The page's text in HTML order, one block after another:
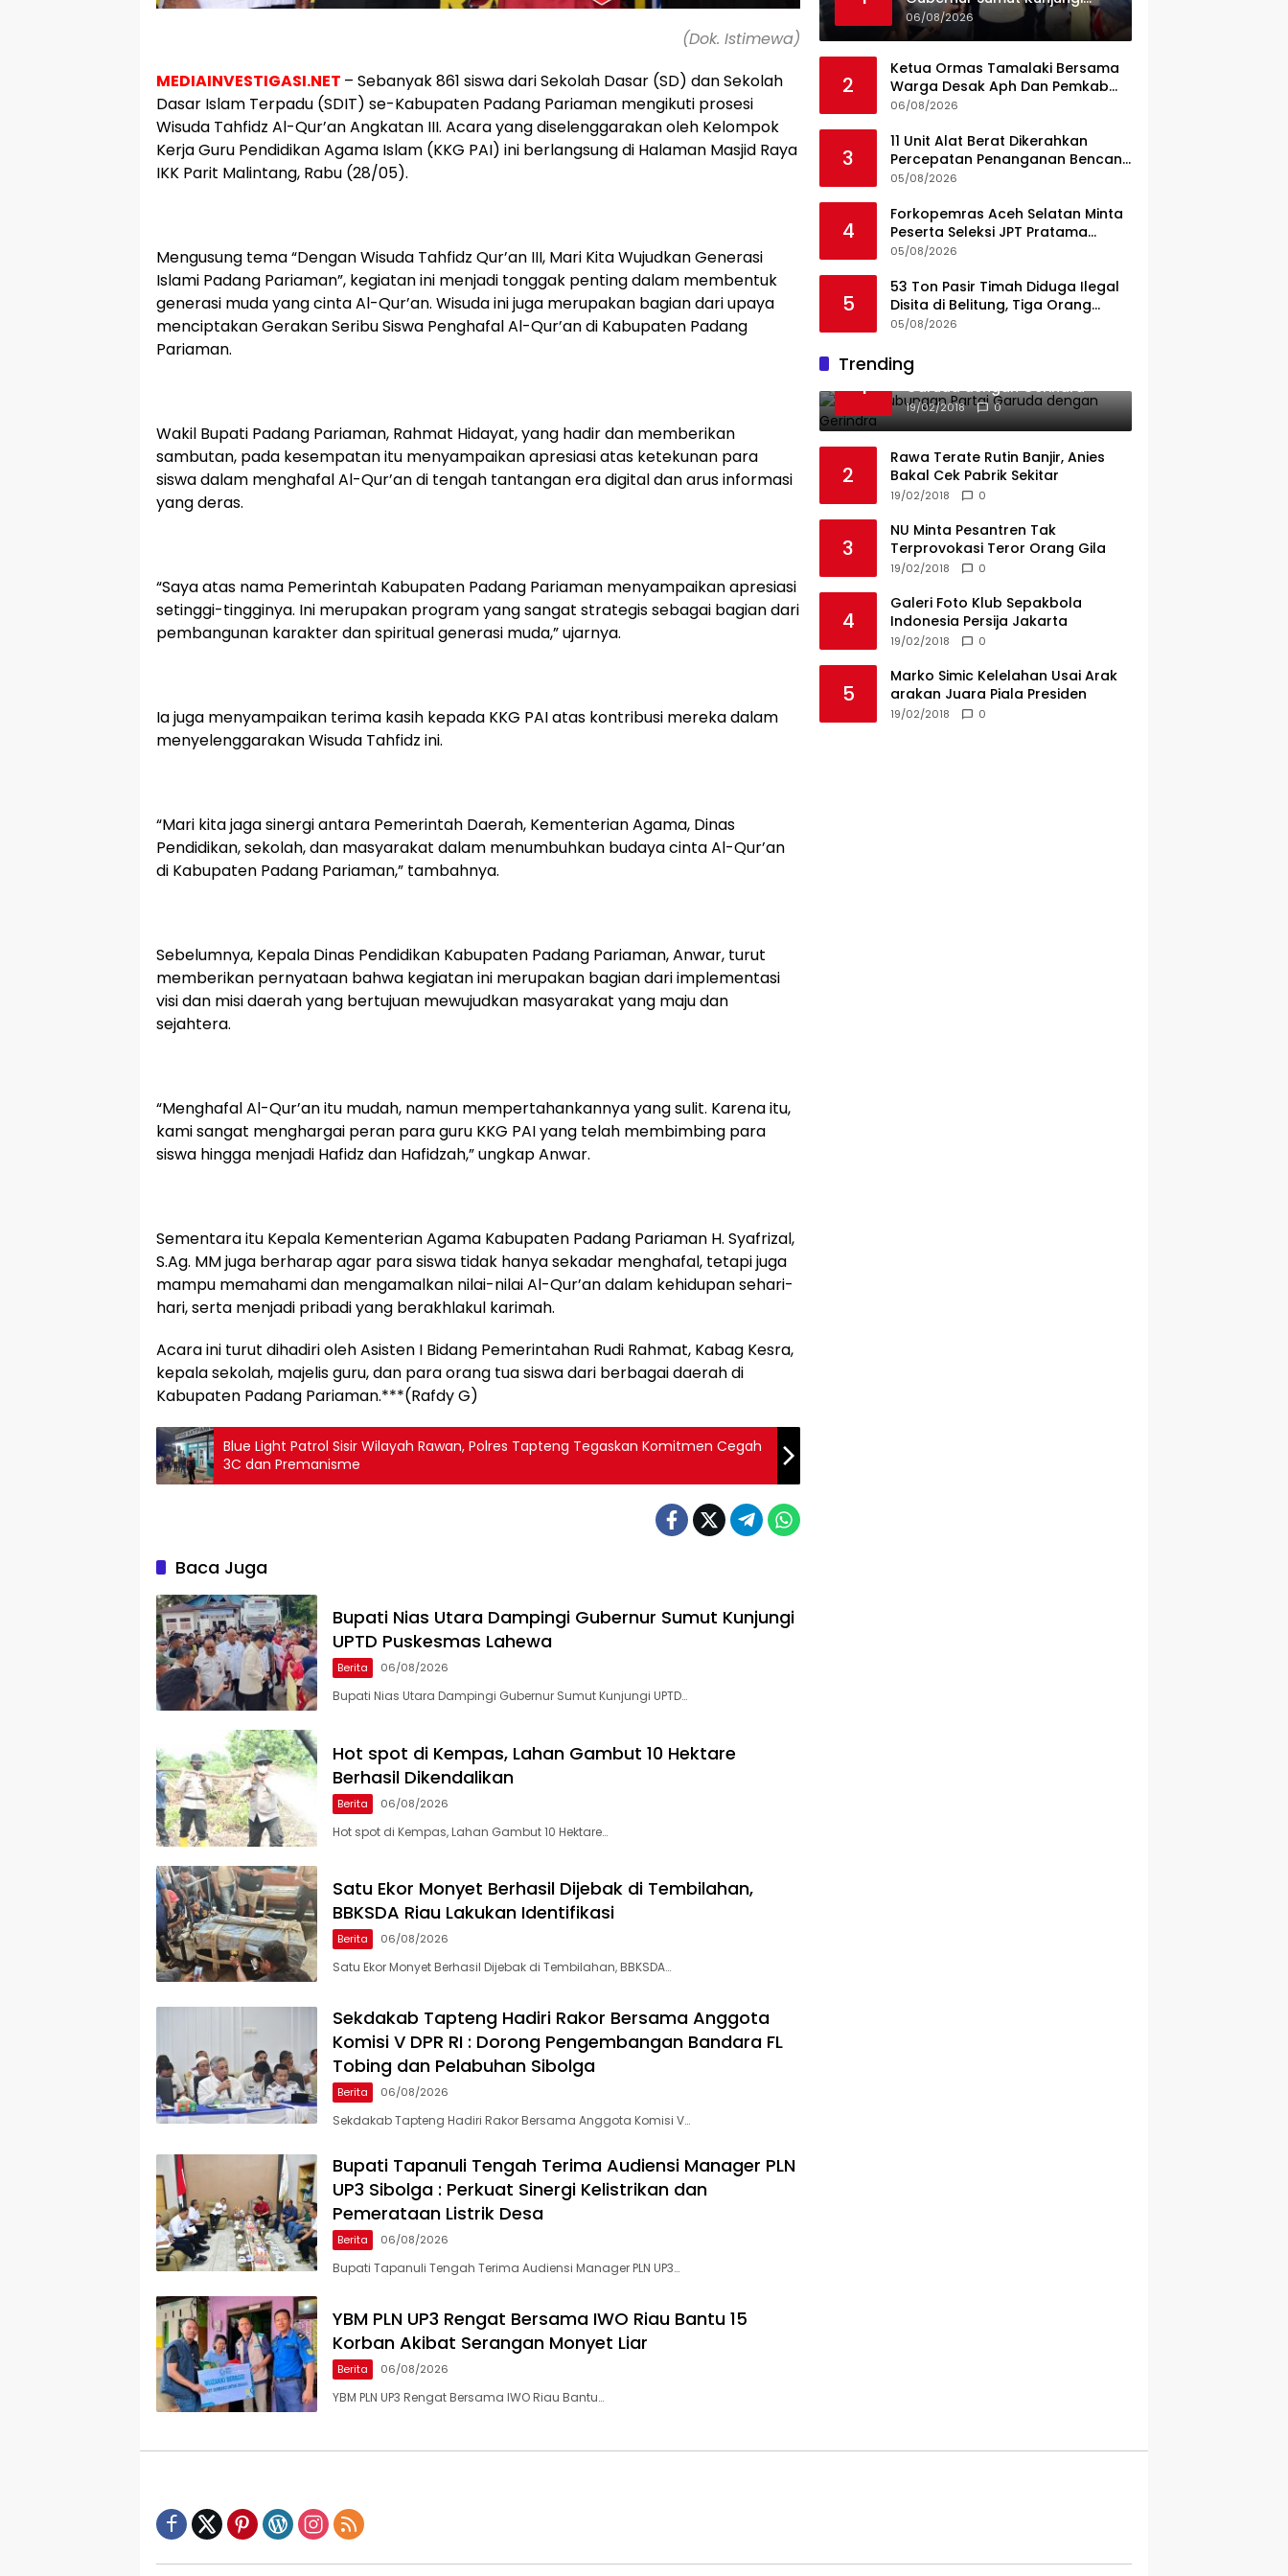
(Dok. Istimewa)
MEDIAINVESTIGASI.NET – Sebanyak 861 siswa dari Sekolah Dasar (SD) dan Sekolah
Dasar Islam Terpadu (SDIT) se-Kabupaten Padang Pariaman mengikuti prosesi
Wisuda Tahfidz Al-Qur’an Angkatan III. Acara yang diselenggarakan oleh Kelompok
Kerja Guru Pendidikan Agama Islam (KKG PAI) ini berlangsung di Halaman Masjid Raya
IKK Parit Malintang, Rabu (28/05).
Mengusung tema “Dengan Wisuda Tahfidz Qur’an III, Mari Kita Wujudkan Generasi
Islami Padang Pariaman”, kegiatan ini menjadi tonggak penting dalam membentuk
generasi muda yang cinta Al-Qur’an. Wisuda ini juga merupakan bagian dari upaya
menciptakan Gerakan Seribu Siswa Penghafal Al-Qur’an di Kabupaten Padang
Pariaman.
Wakil Bupati Padang Pariaman, Rahmat Hidayat, yang hadir dan memberikan
sambutan, pada kesempatan itu menyampaikan apresiasi atas ketekunan para
siswa dalam menghafal Al-Qur’an di tengah tantangan era digital dan arus informasi
yang deras.
“Saya atas nama Pemerintah Kabupaten Padang Pariaman menyampaikan apresiasi
setinggi-tingginya. Ini merupakan program yang sangat strategis sebagai bagian dari
pembangunan karakter dan spiritual generasi muda,” ujarnya.
Ia juga menyampaikan terima kasih kepada KKG PAI atas kontribusi mereka dalam
menyelenggarakan Wisuda Tahfidz ini.
“Mari kita jaga sinergi antara Pemerintah Daerah, Kementerian Agama, Dinas
Pendidikan, sekolah, dan masyarakat dalam menumbuhkan budaya cinta Al-Qur’an
di Kabupaten Padang Pariaman,” tambahnya.
Sebelumnya, Kepala Dinas Pendidikan Kabupaten Padang Pariaman, Anwar, turut
memberikan pernyataan bahwa kegiatan ini merupakan bagian dari implementasi
visi dan misi daerah yang bertujuan mewujudkan masyarakat yang maju dan
sejahtera.
“Menghafal Al-Qur’an itu mudah, namun mempertahankannya yang sulit. Karena itu,
kami sangat menghargai peran para guru KKG PAI yang telah membimbing para
siswa hingga menjadi Hafidz dan Hafidzah,” ungkap Anwar.
Sementara itu Kepala Kementerian Agama Kabupaten Padang Pariaman H. Syafrizal,
S.Ag. MM juga berharap agar para siswa tidak hanya sekadar menghafal, tetapi juga
mampu memahami dan mengamalkan nilai-nilai Al-Qur’an dalam kehidupan sehari-
hari, serta menjadi pribadi yang berakhlakul karimah.
Acara ini turut dihadiri oleh Asisten I Bidang Pemerintahan Rudi Rahmat, Kabag Kesra,
kepala sekolah, majelis guru, dan para orang tua siswa dari berbagai daerah di
Kabupaten Padang Pariaman.***(Rafdy G)
Blue Light Patrol Sisir Wilayah Rawan, Polres Tapteng Tegaskan Komitmen Cegah
3C dan Premanisme
Baca Juga
Bupati Nias Utara Dampingi Gubernur Sumut Kunjungi
UPTD Puskesmas Lahewa
Berita 06/08/2026
Bupati Nias Utara Dampingi Gubernur Sumut Kunjungi UPTD…
Hot spot di Kempas, Lahan Gambut 10 Hektare
Berhasil Dikendalikan
Berita 06/08/2026
Hot spot di Kempas, Lahan Gambut 10 Hektare…
Satu Ekor Monyet Berhasil Dijebak di Tembilahan,
BBKSDA Riau Lakukan Identifikasi
Berita 06/08/2026
Satu Ekor Monyet Berhasil Dijebak di Tembilahan, BBKSDA…
Sekdakab Tapteng Hadiri Rakor Bersama Anggota
Komisi V DPR RI : Dorong Pengembangan Bandara FL
Tobing dan Pelabuhan Sibolga
Berita 06/08/2026
Sekdakab Tapteng Hadiri Rakor Bersama Anggota Komisi V…
Bupati Tapanuli Tengah Terima Audiensi Manager PLN
UP3 Sibolga : Perkuat Sinergi Kelistrikan dan
Pemerataan Listrik Desa
Berita 06/08/2026
Bupati Tapanuli Tengah Terima Audiensi Manager PLN UP3…
YBM PLN UP3 Rengat Bersama IWO Riau Bantu 15
Korban Akibat Serangan Monyet Liar
Berita 06/08/2026
YBM PLN UP3 Rengat Bersama IWO Riau Bantu…
UPTD Puskesmas Lahewa
06/08/2026
2
Ketua Ormas Tamalaki Bersama
Warga Desak Aph Dan Pemkab
Konsel Tangkap Pelaku Angkut
PT KAP Melintas Jalan Umum
06/08/2026
3
11 Unit Alat Berat Dikerahkan
Percepatan Penanganan Bencana
di Kelurahan Sipange Kecamatan
05/08/2026
4
Forkopemras Aceh Selatan Minta
Peserta Seleksi JPT Pratama
Andalkan Kompetensi dan
05/08/2026
5
53 Ton Pasir Timah Diduga Ilegal
Disita di Belitung, Tiga Orang
Diamankan, Dua Masih Diburu
05/08/2026
Trending
1
Ini Dia Hubungan Partai
Garuda dengan Gerindra
19/02/2018 0
2
Rawa Terate Rutin Banjir, Anies
Bakal Cek Pabrik Sekitar
19/02/2018 0
3
NU Minta Pesantren Tak
Terprovokasi Teror Orang Gila
19/02/2018 0
4
Galeri Foto Klub Sepakbola
Indonesia Persija Jakarta
19/02/2018 0
5
Marko Simic Kelelahan Usai Arak
arakan Juara Piala Presiden
19/02/2018 0